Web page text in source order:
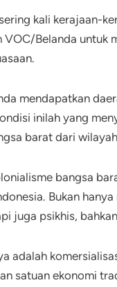
kali kerajaan-
Belanda untuk
mendapatkan
inilah yang
barat dari
bangsa
Bukan
juga psikhis,
adalah
satuan ekonomi